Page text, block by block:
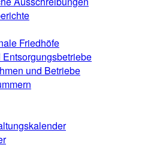
Friedhöfe
Entsorgungsbetriebe
und Betriebe